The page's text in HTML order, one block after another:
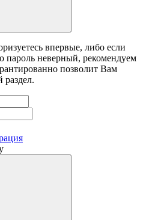
впервые, либо если
пароль неверный, рекомендуем
позволит Вам
раздел.